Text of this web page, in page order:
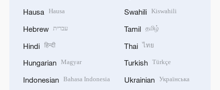
Hausa Hausa
Hebrew עברית
Hindi हिन्दी
Hungarian Magyar
Indonesian Bahasa Indonesia
Swahili Kiswahili
Tamil தமிழ்
Thai ไทย
Turkish Türkçe
Ukrainian Українська